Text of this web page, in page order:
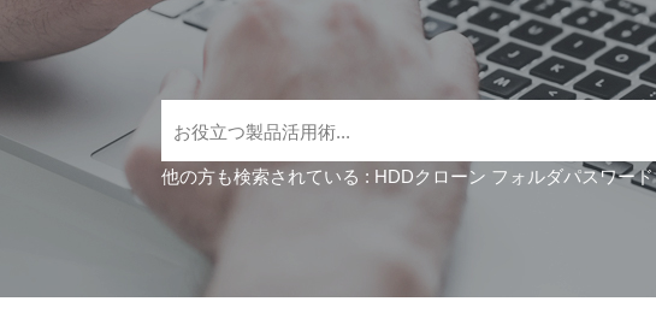
他の方も検索されている : HDDクローン フォルダパスワード